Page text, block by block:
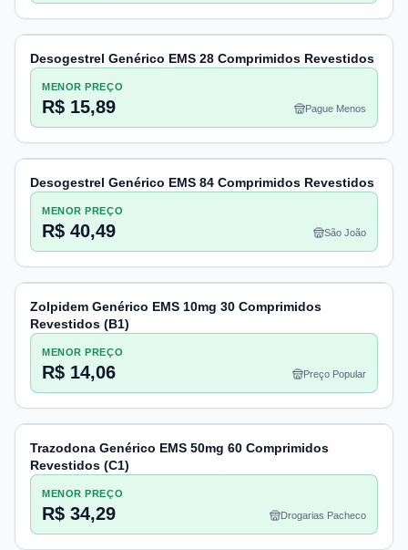
Desogestrel Genérico EMS 28 Comprimidos Revestidos
MENOR PREÇO
R$ 15,89 Pague Menos
Desogestrel Genérico EMS 84 Comprimidos Revestidos
MENOR PREÇO
R$ 40,49 São João
Zolpidem Genérico EMS 10mg 30 Comprimidos
Revestidos (B1)
MENOR PREÇO
R$ 14,06 Preço Popular
Trazodona Genérico EMS 50mg 60 Comprimidos
Revestidos (C1)
MENOR PREÇO
R$ 34,29 Drogarias Pacheco